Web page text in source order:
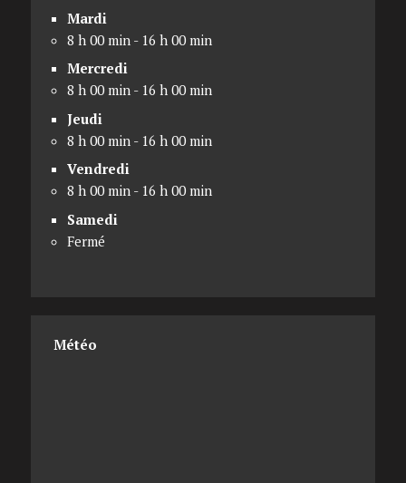
Mardi
8 h 00 min - 16 h 00 min
Mercredi
8 h 00 min - 16 h 00 min
Jeudi
8 h 00 min - 16 h 00 min
Vendredi
8 h 00 min - 16 h 00 min
Samedi
Fermé
Météo